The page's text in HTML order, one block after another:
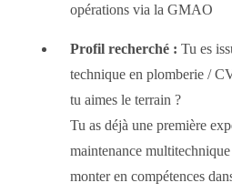
opérations via la GMAO
Profil recherché :Tu es
technique en plomberie /
tu aimes le terrain ?
Tu as déjà une première
maintenance
monter en compétences